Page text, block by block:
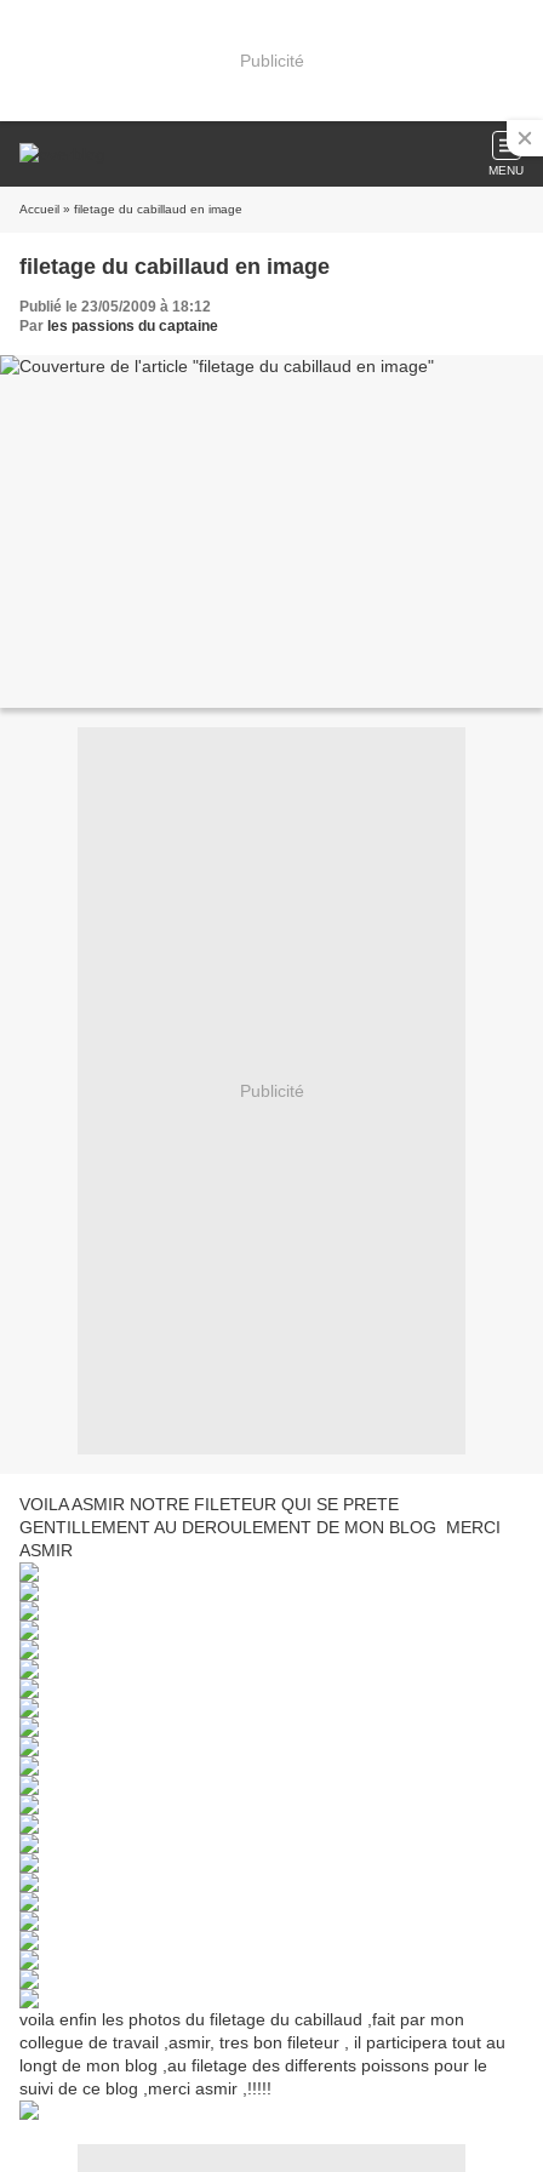
Publicité
MENU
Accueil » filetage du cabillaud en image
filetage du cabillaud en image
Publié le 23/05/2009 à 18:12
Par les passions du captaine
Publicité
VOILA ASMIR NOTRE FILETEUR QUI SE PRETE
GENTILLEMENT AU DEROULEMENT DE MON BLOG MERCI
ASMIR
voila enfin les photos du filetage du cabillaud ,fait par mon
collegue de travail ,asmir, tres bon fileteur , il participera tout au
longt de mon blog ,au filetage des differents poissons pour le
suivi de ce blog ,merci asmir ,!!!!!